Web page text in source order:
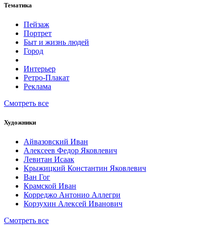
Тематика
Пейзаж
Портрет
Быт и жизнь людей
Город
Интерьер
Ретро-Плакат
Реклама
Смотреть все
Художники
Айвазовский Иван
Алексеев Федор Яковлевич
Левитан Исаак
Крыжицкий Константин Яковлевич
Ван Гог
Крамской Иван
Корреджо Антонио Аллегри
Корзухин Алексей Иванович
Смотреть все